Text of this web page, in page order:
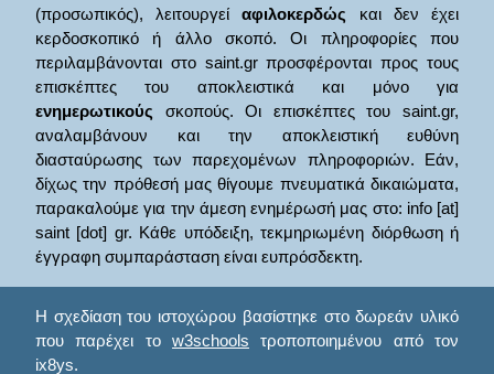
(προσωπικός), λειτουργείαφιλοκερδώς και δεν έχει
κερδοσκοπικό ή άλλο σκοπό. Οι πληροφορίες που
περιλαμβάνονται στο saint.gr προσφέρονται προς τους
επισκέπτες του αποκλειστικά και μόνο για
ενημερωτικούς σκοπούς. Οι επισκέπτες του saint.gr,
αναλαμβάνουν και την αποκλειστική ευθύνη
διασταύρωσης των παρεχομένων πληροφοριών. Εάν,
δίχως την πρόθεσή μας θίγουμε πνευματικά δικαιώματα,
παρακαλούμε για την άμεση ενημέρωσή μας στο: info [at]
saint [dot] gr. Κάθε υπόδειξη, τεκμηριωμένη διόρθωση ή
έγγραφη συμπαράσταση είναι ευπρόσδεκτη.
Η σχεδίαση του ιστοχώρου βασίστηκε στο δωρεάν υλικό
που παρέχει το w3schools τροποποιημένου από τον
ix8ys.